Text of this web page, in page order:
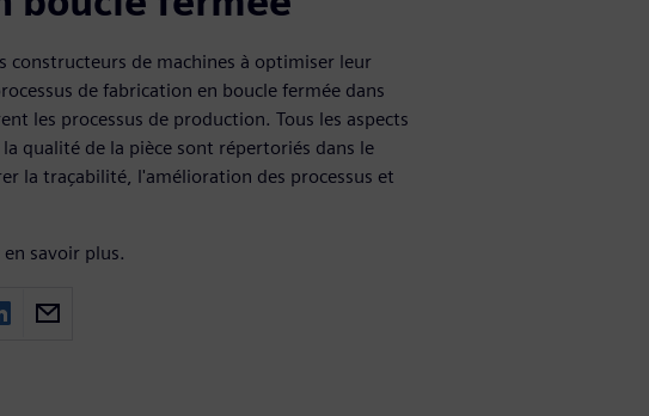
constructeurs de machines à optimiser leur
de fabrication en boucle fermée dans
les processus de production. Tous les aspects
qualité de la pièce sont répertoriés dans le
la traçabilité, l'amélioration des processus et
savoir plus.